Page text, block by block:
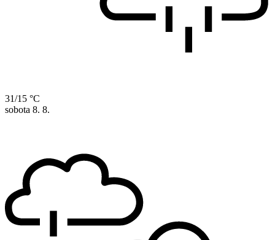
31/15 °C
sobota 8. 8.